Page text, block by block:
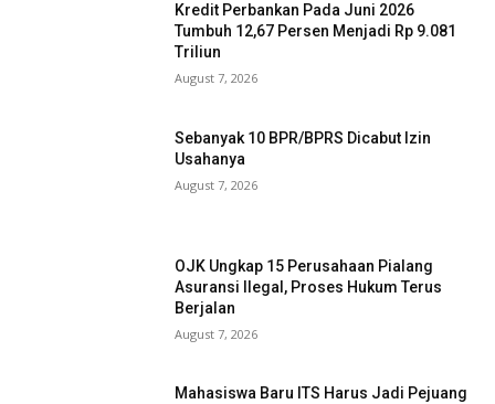
Kredit Perbankan Pada Juni 2026
Tumbuh 12,67 Persen Menjadi Rp 9.081
Triliun
August 7, 2026
Sebanyak 10 BPR/BPRS Dicabut Izin
Usahanya
August 7, 2026
OJK Ungkap 15 Perusahaan Pialang
Asuransi Ilegal, Proses Hukum Terus
Berjalan
August 7, 2026
Mahasiswa Baru ITS Harus Jadi Pejuang